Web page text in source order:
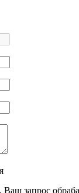
запрос